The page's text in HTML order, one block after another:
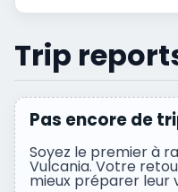
Trip
Pas encore de
Soyez le premier à
Vulcania. Votre
mieux préparer leur